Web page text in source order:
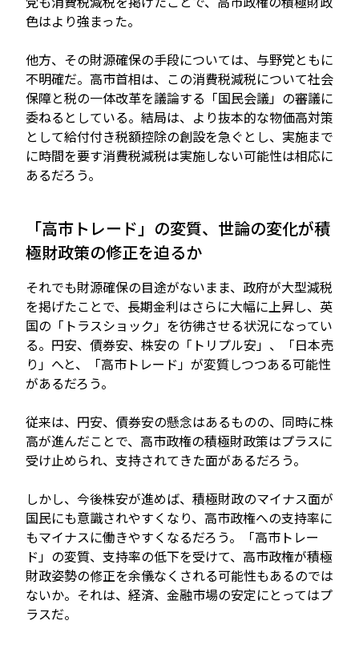
色はより強まった。
他方、その財源確保の手段については、与野党ともに
不明確だ。高市首相は、この消費税減税について社会
保障と税の一体改革を議論する「国民会議」の審議に
委ねるとしている。結局は、より抜本的な物価高対策
として給付付き税額控除の創設を急ぐとし、実施まで
に時間を要す消費税減税は実施しない可能性は相応に
あるだろう。
「高市トレード」の変質、世論の変化が積
極財政策の修正を迫るか
それでも財源確保の目途がないまま、政府が大型減税
を掲げたことで、長期金利はさらに大幅に上昇し、英
国の「トラスショック」を彷彿させる状況になってい
る。円安、債券安、株安の「トリプル安」、「日本売
り」へと、「高市トレード」が変質しつつある可能性
があるだろう。
従来は、円安、債券安の懸念はあるものの、同時に株
高が進んだことで、高市政権の積極財政策はプラスに
受け止められ、支持されてきた面があるだろう。
しかし、今後株安が進めば、積極財政のマイナス面が
国民にも意識されやすくなり、高市政権への支持率に
もマイナスに働きやすくなるだろう。「高市トレー
ド」の変質、支持率の低下を受けて、高市政権が積極
財政姿勢の修正を余儀なくされる可能性もあるのでは
ないか。それは、経済、金融市場の安定にとってはプ
ラスだ。